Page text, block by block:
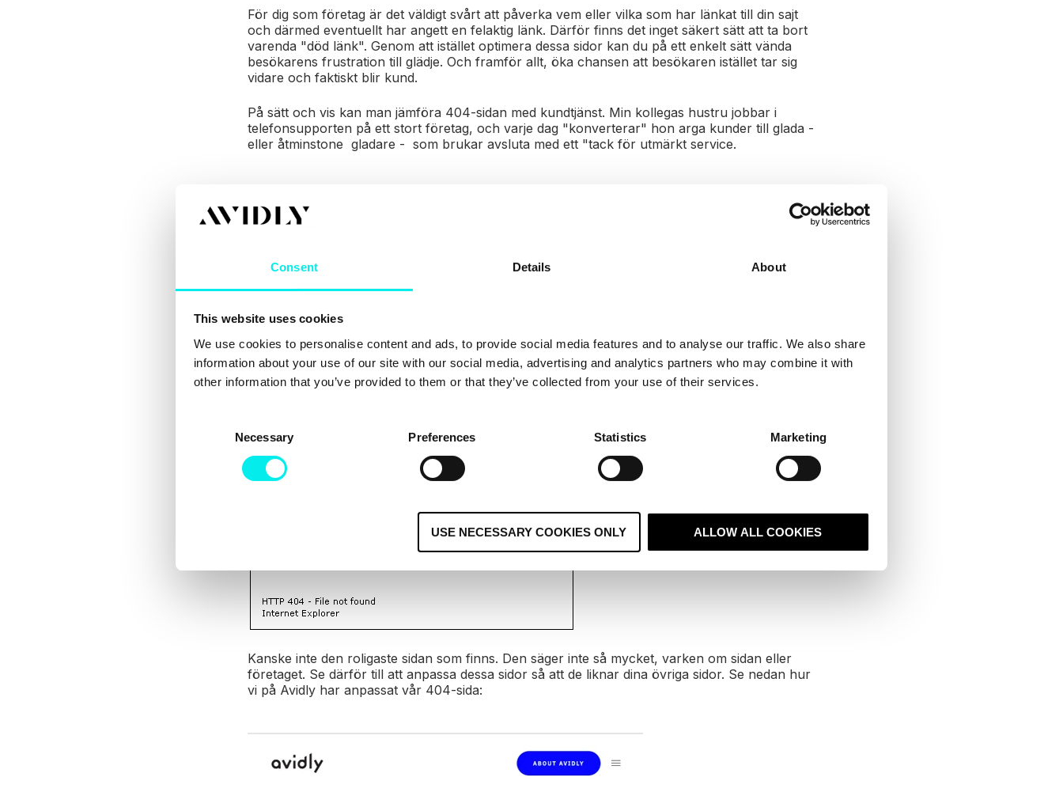
Consent Details About
This website uses cookies
We use cookies to personalise content and ads, to provide social media features and to analyse our traffic. We also share
information about your use of our site with our social media, advertising and analytics partners who may combine it with
other information that you’ve provided to them or that they’ve collected from your use of their services.
e
Necessary Preferences Statistics Marketing
USE NECESSARY COOKIES ONLY ALLOW ALL COOKIES
För dig som företag är det väldigt svårt att påverka vem eller vilka som har länkat till din sajt
och därmed eventuellt har angett en felaktig länk. Därför finns det inget säkert sätt att ta bort
varenda "död länk". Genom att istället optimera dessa sidor kan du på ett enkelt sätt vända
besökarens frustration till glädje. Och framför allt, öka chansen att besökaren istället tar sig
vidare och faktiskt blir kund.
På sätt och vis kan man jämföra 404-sidan med kundtjänst. Min kollegas hustru jobbar i
telefonsupporten på ett stort företag, och varje dag "konverterar" hon arga kunder till glada -
eller åtminstone gladare - som brukar avsluta med ett "tack för utmärkt service.
Tänk på det här när du anpassar dina
För det första, är dina 404-sidor anpassade efter ditt företag? Många 404-sidor är ganska
nedan:
Kanske inte den roligaste sidan som finns. Den säger inte så mycket, varken om sidan eller
företaget. Se därför till att anpassa dessa sidor så att de liknar dina övriga sidor. Se nedan hur
vi på Avidly har anpassat vår 404-sida: